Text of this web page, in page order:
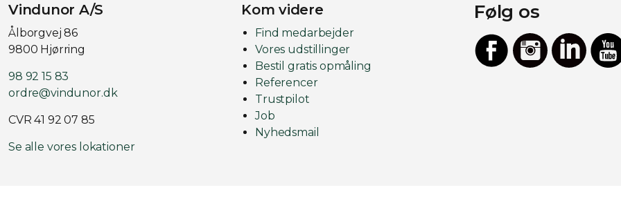
Vindunor A/S
Ålborgvej 86
9800 Hjørring
98 92 15 83
ordre@vindunor.dk
CVR 41 92 07 85
Se alle vores lokationer
Kom videre
Find medarbejder
Vores udstillinger
Bestil gratis opmåling
Referencer
Trustpilot
Job
Nyhedsmail
Følg os